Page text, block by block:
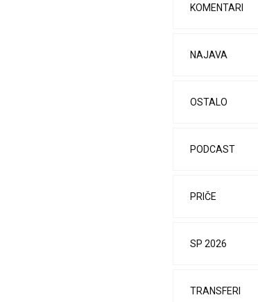
KOMENTARI
NAJAVA
OSTALO
PODCAST
PRIČE
SP 2026
TRANSFERI